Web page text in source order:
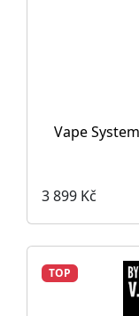
Vape
3 899 Kč
TOP